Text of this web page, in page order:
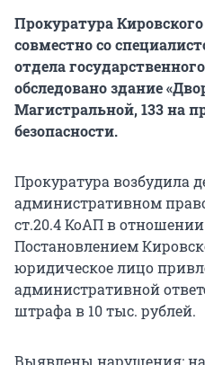
Прокуратура
совместно со
отдела
обследовано здание
Магистральной, 133 на
безопасности.
Прокуратура возбудила
административном
ст.20.4 КоАП в
Постановлением
юридическое лицо
административной
штрафа в 10 тыс. рублей.
Выявлены нарушения: